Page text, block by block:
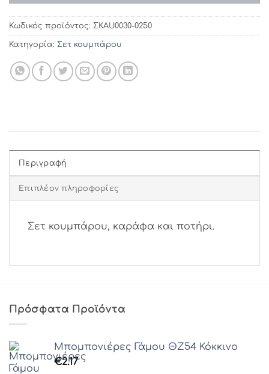
Κωδικός προϊόντος: ΣΚAU0030-0250
Κατηγορία: Σετ κουμπάρου
Περιγραφή
Επιπλέον πληροφορίες
Σετ κουμπάρου, καράφα και ποτήρι.
Πρόσφατα Προϊόντα
Μπομπονιέρες Γάμου ΘZ54 Κόκκινο
€2.17